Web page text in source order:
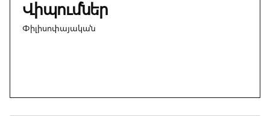
Վիպումներ
Փիլիսոփայական